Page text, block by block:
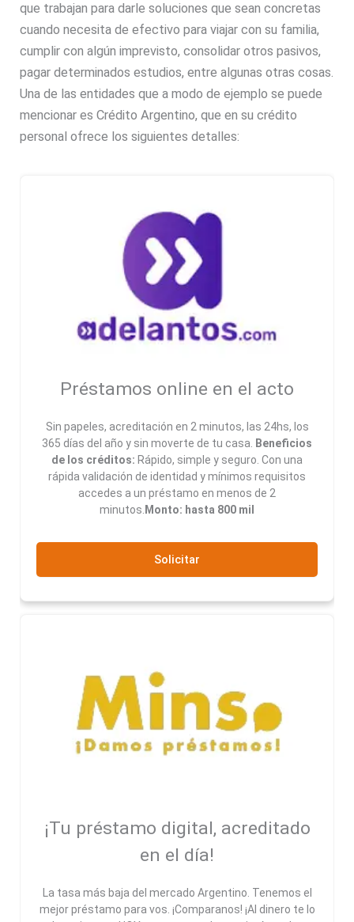
que trabajan para darle soluciones que sean concretas
cuando necesita de efectivo para viajar con su familia,
cumplir con algún imprevisto, consolidar otros pasivos,
pagar determinados estudios, entre algunas otras cosas.
Una de las entidades que a modo de ejemplo se puede
mencionar es Crédito Argentino, que en su crédito
personal ofrece los siguientes detalles:
Préstamos online en el acto
Sin papeles, acreditación en 2 minutos, las 24hs, los
365 días del año y sin moverte de tu casa.
Beneficios
de los créditos: Rápido, simple y seguro. Con una
rápida validación de identidad y mínimos requisitos
accedes a un préstamo en menos de 2
minutos. Monto: hasta 800 mil
Solicitar
¡Tu préstamo digital, acreditado
en el día!
La tasa más baja del mercado Argentino. Tenemos el
mejor préstamo para vos. ¡Comparanos! ¡Al dinero te lo